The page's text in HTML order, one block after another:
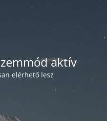
aktív
elérhető lesz